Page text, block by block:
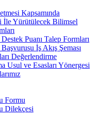
Kapsamında
İle Yürütülecek Bilimsel
Puanı Talep Formları
İş Akış Şeması
Değerlendirme
Usul ve Esasları Yönergesi
Formu
Dilekçesi